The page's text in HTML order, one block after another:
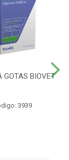
GOTAS BIOVET
3939